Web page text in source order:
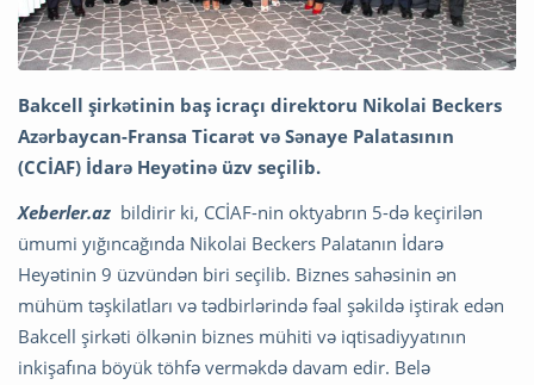
Bakcell şirkətinin baş icraçı direktoru Nikolai Beckers
Azərbaycan-Fransa Ticarət və Sənaye Palatasının
(CCİAF) İdarə Heyətinə üzv seçilib.
Xeberler.az bildirir ki, CCİAF-nin oktyabrın 5-də keçirilən
ümumi yığıncağında Nikolai Beckers Palatanın İdarə
Heyətinin 9 üzvündən biri seçilib. Biznes sahəsinin ən
mühüm təşkilatları və tədbirlərində fəal şəkildə iştirak edən
Bakcell şirkəti ölkənin biznes mühiti və iqtisadiyyatının
inkişafına böyük töhfə verməkdə davam edir. Belə